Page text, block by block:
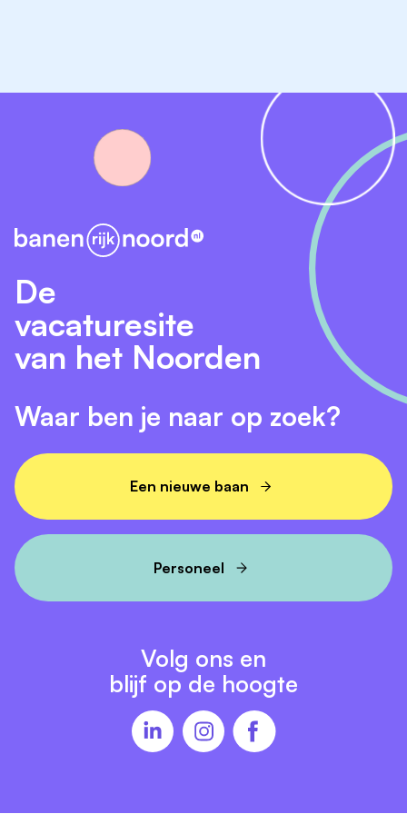
Neem dan contact op met Anita van der Veen,
De
vacaturesite
van het Noorden
Waar ben je naar op zoek?
Een nieuwe baan
Personeel
Volg ons en
blijf op de hoogte